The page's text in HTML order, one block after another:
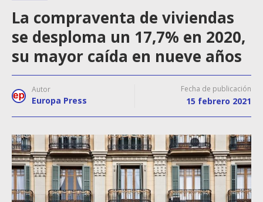
La compraventa de viviendas
se desploma un 17,7% en 2020,
su mayor caída en nueve años
Autor
Europa Press
Fecha de publicación
15 febrero 2021